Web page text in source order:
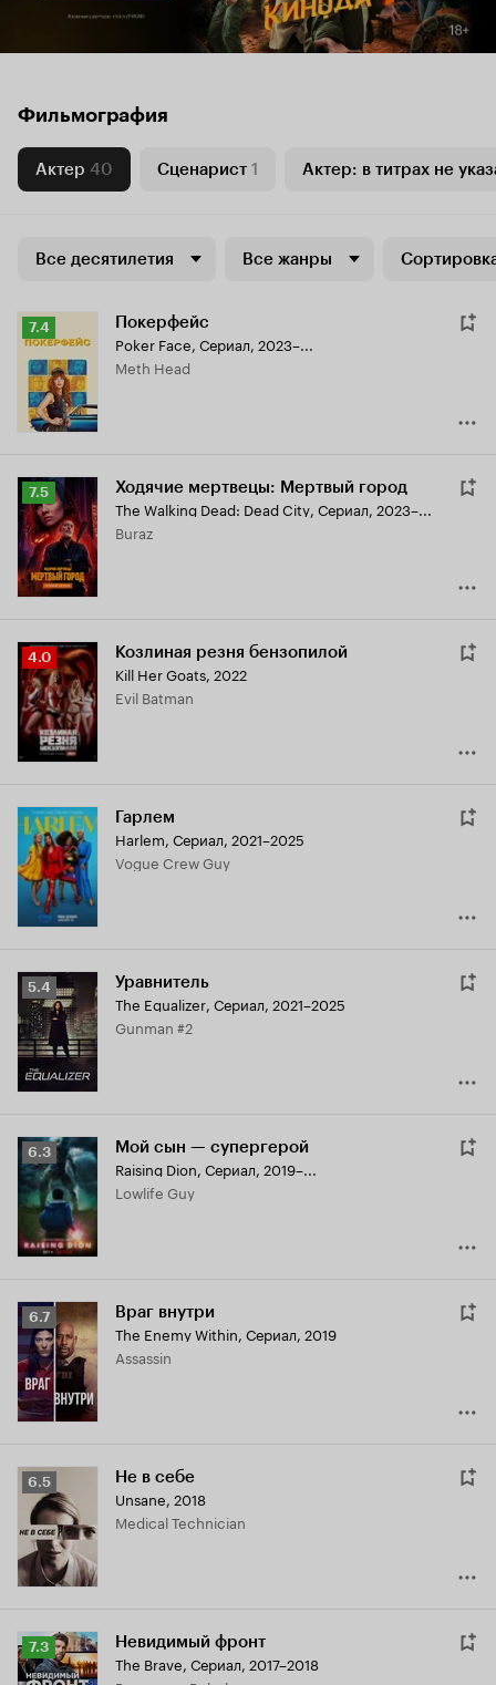
Фильмография
Актер 40 Сценарист 1 Актер: в титрах не
Все десятилетия Все жанры
Рейтинг
Кинопоиска
7.4
7.4 Покерфейс
Poker Face, Сериал, 2023–...
Meth Head
Рейтинг
Кинопоиска
7.5
7.5 Ходячие мертвецы: Мертвый город
The Walking Dead: Dead City, Сериал, 2023–...
Buraz
Рейтинг
Кинопоиска
4.0
4.0 Козлиная резня бензопилой
Kill Her Goats, 2022
Evil Batman
Гарлем
Harlem, Сериал, 2021–2025
Vogue Crew Guy
Рейтинг
Кинопоиска
5.4
5.4 Уравнитель
The Equalizer, Сериал, 2021–2025
Gunman #2
Рейтинг
Кинопоиска
6.3
6.3 Мой сын — супергерой
Raising Dion, Сериал, 2019–...
Lowlife Guy
Рейтинг
Кинопоиска
6.7
6.7 Враг внутри
The Enemy Within, Сериал, 2019
Assassin
Рейтинг
Кинопоиска
6.5
6.5 Не в себе
Unsane, 2018
Medical Technician
Рейтинг
Кинопоиска
7.3 Невидимый фронт
The Brave, Сериал, 2017–2018